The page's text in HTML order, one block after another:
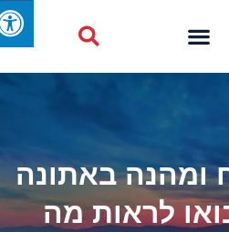
ומהנה באתונה
לראות מה